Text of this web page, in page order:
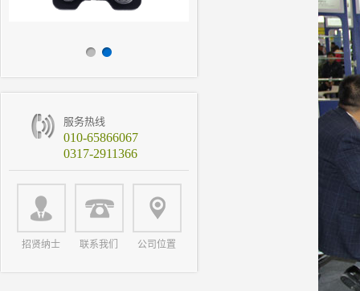
服务热线
010-65866067
0317-2911366
招贤纳士 联系我们 公司位置